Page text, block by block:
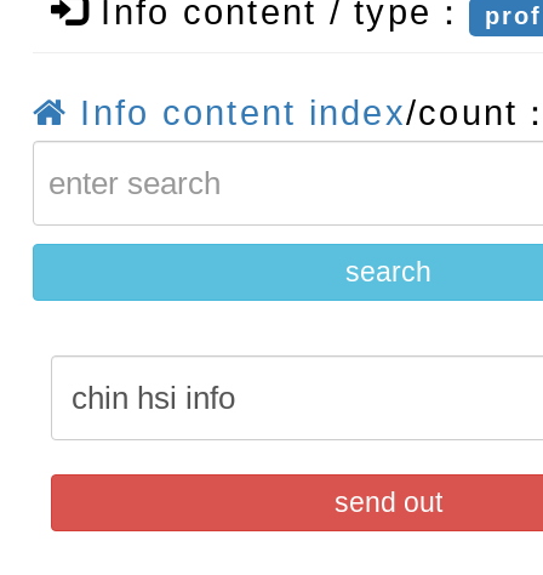
轉知：「115學年度全國
藝文競賽』實施計畫
【甄選結果(第11招)】公
度第1學期第7次代理教師
度第1學期第9次代理教師
Info content / type：
Info content index/count
search
send out